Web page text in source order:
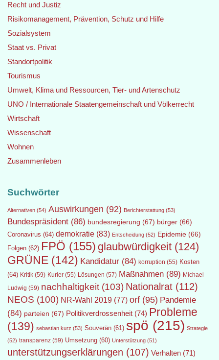
Recht und Justiz
Risikomanagement, Prävention, Schutz und Hilfe
Sozialsystem
Staat vs. Privat
Standortpolitik
Tourismus
Umwelt, Klima und Ressourcen, Tier- und Artenschutz
UNO / Internationale Staatengemeinschaft und Völkerrecht
Wirtschaft
Wissenschaft
Wohnen
Zusammenleben
Suchwörter
Alternativen (54) Auswirkungen (92) Berichterstattung (53)
Bundespräsident (86) bundesregierung (67) bürger (66)
Coronavirus (64) demokratie (83) Entscheidung (52) Epidemie (66)
Folgen (62) FPÖ (155) glaubwürdigkeit (124)
GRÜNE (142) Kandidatur (84) korruption (55) Kosten
(64) Kritik (59) Kurier (55) Lösungen (57) Maßnahmen (89) Michael
Ludwig (59) nachhaltigkeit (103) Nationalrat (112)
NEOS (100) NR-Wahl 2019 (77) orf (95) Pandemie
(84) parteien (67) Politikverdrossenheit (74) Probleme
(139) sebastian kurz (53) Souverän (61) spö (215) Strategie
(52) transparenz (59) Umsetzung (60) Unterstützung (51)
unterstützungserklärungen (107) Verhalten (71)